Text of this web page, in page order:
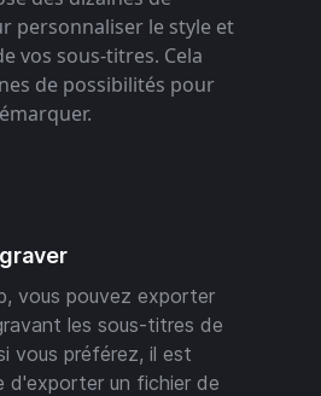
personnaliser le style et
vos sous-titres. Cela
de possibilités pour
vous pouvez exporter
les sous-titres de
vous préférez, il est
d'exporter un fichier de